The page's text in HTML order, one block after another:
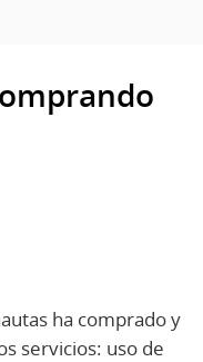
ha comprado y
servicios: uso de